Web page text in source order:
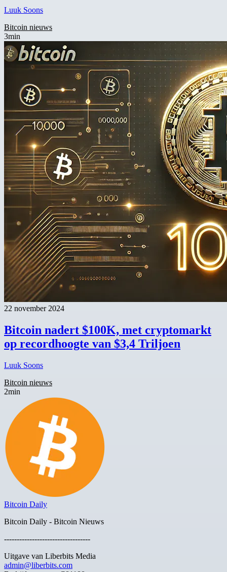
Luuk Soons
Bitcoin nieuws
3min
22 november 2024
Bitcoin nadert $100K, met cryptomarkt
op recordhoogte van $3,4 Triljoen
Luuk Soons
Bitcoin nieuws
2min
Bitcoin Daily
Bitcoin Daily - Bitcoin Nieuws
----------------------------------
Uitgave van Liberbits Media
admin@liberbits.com